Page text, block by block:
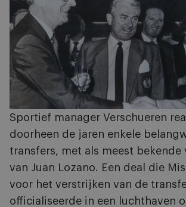
Sportief manager Verschueren
doorheen de jaren enkele
transfers, met als meest bekende
van Juan Lozano. Een deal die
voor het verstrijken van de
officialiseerde in een luchthaven